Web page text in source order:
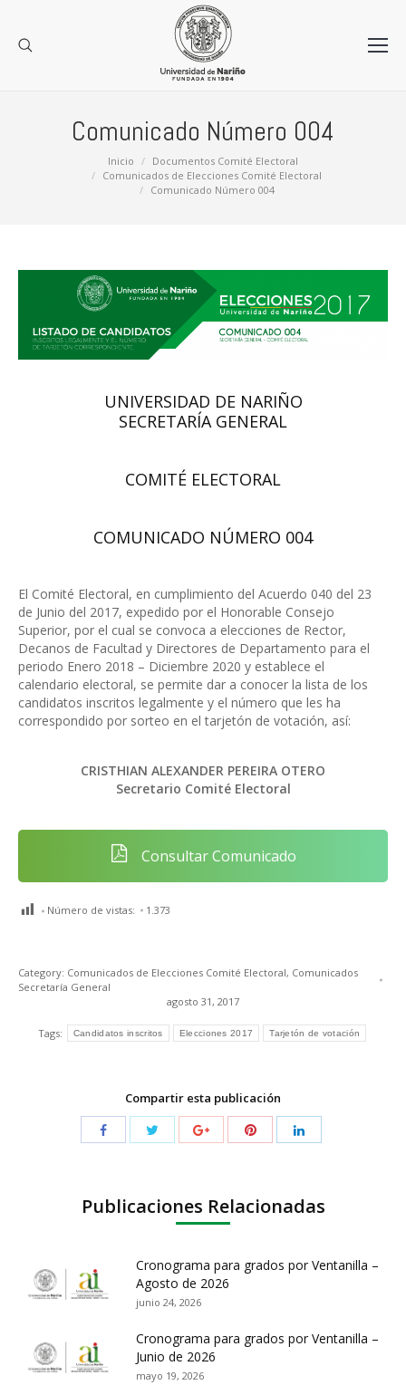
Comunicado Número 004
Inicio
Documentos Comité Electoral
Comunicados de Elecciones Comité Electoral
Comunicado Número 004
UNIVERSIDAD DE NARIÑO
SECRETARÍA GENERAL
COMITÉ ELECTORAL
COMUNICADO NÚMERO 004
El Comité Electoral, en cumplimiento del Acuerdo 040 del 23
de Junio del 2017, expedido por el Honorable Consejo
Superior, por el cual se convoca a elecciones de Rector,
Decanos de Facultad y Directores de Departamento para el
periodo Enero 2018 – Diciembre 2020 y establece el
calendario electoral, se permite dar a conocer la lista de los
candidatos inscritos legalmente y el número que les ha
correspondido por sorteo en el tarjetón de votación, así:
CRISTHIAN ALEXANDER PEREIRA OTERO
Secretario Comité Electoral
Consultar Comunicado
Número de vistas: 1.373
Category: Comunicados de Elecciones Comité Electoral, Comunicados
Secretaría General
agosto 31, 2017
Tags: Candidatos inscritos Elecciones 2017 Tarjetón de votación
Compartir esta publicación
Publicaciones Relacionadas
Cronograma para grados por Ventanilla –
Agosto de 2026
junio 24, 2026
Cronograma para grados por Ventanilla –
Junio de 2026
mayo 19, 2026